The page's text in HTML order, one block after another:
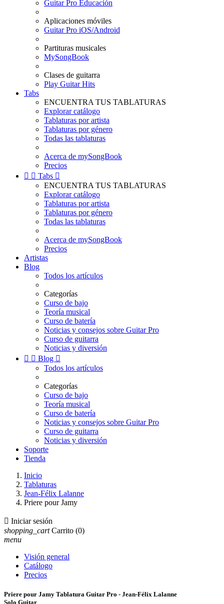
Guitar Pro Educación
Aplicaciones móviles
Guitar Pro iOS/Android
Partituras musicales
MySongBook
Clases de guitarra
Play Guitar Hits
Tabs
ENCUENTRA TUS TABLATURAS
Explorar catálogo
Tablaturas por artista
Tablaturas por género
Todas las tablaturas
Acerca de mySongBook
Precios
  Tabs 
ENCUENTRA TUS TABLATURAS
Explorar catálogo
Tablaturas por artista
Tablaturas por género
Todas las tablaturas
Acerca de mySongBook
Precios
Artistas
Blog
Todos los artículos
Categorías
Curso de bajo
Teoría musical
Curso de batería
Noticias y consejos sobre Guitar Pro
Curso de guitarra
Noticias y diversión
  Blog 
Todos los artículos
Categorías
Curso de bajo
Teoría musical
Curso de batería
Noticias y consejos sobre Guitar Pro
Curso de guitarra
Noticias y diversión
Soporte
Tienda
Inicio
Tablaturas
Jean-Félix Lalanne
Priere pour Jamy
 Iniciar sesión
shopping_cart Carrito (0)
menu
Visión general
Catálogo
Precios
Priere pour Jamy Tablatura Guitar Pro - Jean-Félix Lalanne
Solo Guitar